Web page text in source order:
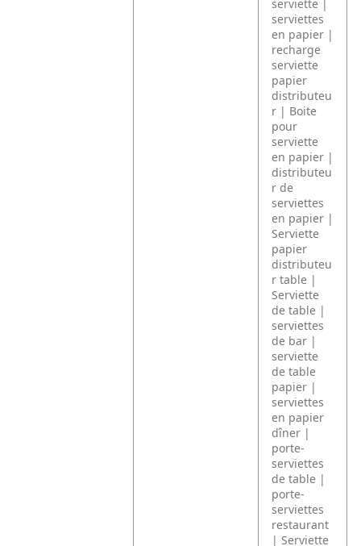
serviette |
serviettes
en papier |
recharge
serviette
papier
distributeu
r | Boite
pour
serviette
en papier |
distributeu
r de
serviettes
en papier |
Serviette
papier
distributeu
r table |
Serviette
de table |
serviettes
de bar |
serviette
de table
papier |
serviettes
en papier
dîner |
porte-
serviettes
de table |
porte-
serviettes
restaurant
| Serviette